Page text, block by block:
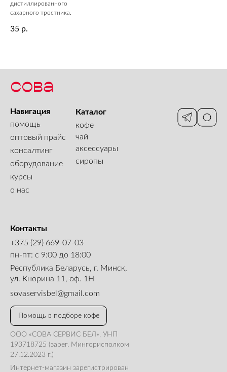
дистиллированного
сахарного тростника.
35 р.
ООО «СОВА СЕРВИС БЕЛ», УНП
193718725 (зарег. Мингорисполком
27.12.2023 г.)
Интернет-магазин зарегистрирован
Каталог
кофе
чай
аксессуары
сиропы
Навигация
помощь
оптовый прайс
оборудование
консалтинг
курсы
о нас
Контакты
+375 (29) 669-07-03
пн-пт: с 9:00 до 18:00
Республика Беларусь, г. Минск,
ул. Кнорина 11, оф. 1Н
sovaservisbel@gmail.com
Помощь в подборе кофе